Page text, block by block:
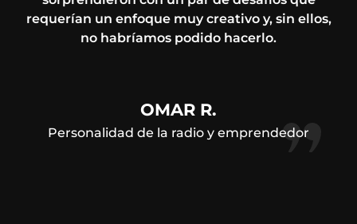
requerían un enfoque muy creativo y, sin ellos,
no habríamos podido hacerlo.
OMAR R.
Personalidad de la radio y emprendedor